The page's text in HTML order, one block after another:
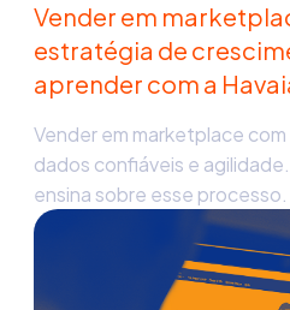
Vender em
estratégia de
aprender com a
Vender em marketplace
dados confiáveis e
ensina sobre esse processo.